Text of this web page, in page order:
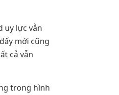
uy lực vẫn
mới cũng
cả vẫn
trong hình